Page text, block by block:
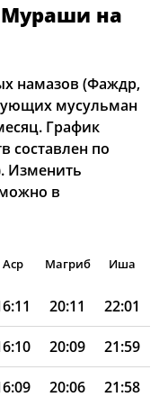
Мураши на
намазов (Фаждр,
мусульман
График
составлен по
Изменить
в
Аср Магриб Иша
20:11 22:01
20:09 21:59
20:06 21:58